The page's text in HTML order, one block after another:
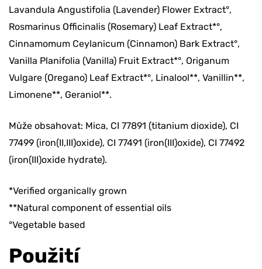
Lavandula Angustifolia (Lavender) Flower Extract°,
Rosmarinus Officinalis (Rosemary) Leaf Extract*°,
Cinnamomum Ceylanicum (Cinnamon) Bark Extract°,
Vanilla Planifolia (Vanilla) Fruit Extract*°, Origanum
Vulgare (Oregano) Leaf Extract*°, Linalool**, Vanillin**,
Limonene**, Geraniol**.
Může obsahovat: Mica, CI 77891 (titanium dioxide), CI
77499 (iron(II,III)oxide), CI 77491 (iron(III)oxide), CI 77492
(iron(III)oxide hydrate).
*Verified organically grown
**Natural component of essential oils
°Vegetable based
Použití